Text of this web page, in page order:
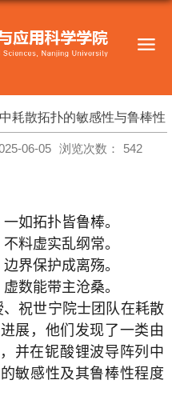
耗散拓扑的敏感性与鲁棒性
06-05 浏览次数： 542
如拓扑皆鲁棒。
料虚实乱纲常。
界保护成离殇。
数能带主沧桑。
祝世宁院士团队在耗散
展，他们发现了一类由
并在铌酸锂波导阵列中
敏感性及其鲁棒性程度